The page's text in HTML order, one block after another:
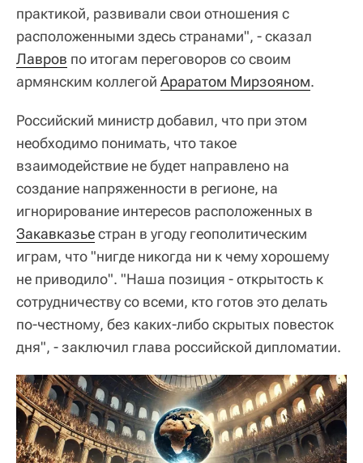
практикой, развивали свои отношения с
расположенными здесь странами", - сказал
Лавров по итогам переговоров со своим
армянским коллегой Араратом Мирзояном.
Российский министр добавил, что при этом
необходимо понимать, что такое
взаимодействие не будет направлено на
создание напряженности в регионе, на
игнорирование интересов расположенных в
Закавказьестран в угоду геополитическим
играм, что "нигде никогда ни к чему хорошему
не приводило". "Наша позиция - открытость к
сотрудничеству со всеми, кто готов это делать
по-честному, без каких-либо скрытых повесток
дня", - заключил глава российской дипломатии.